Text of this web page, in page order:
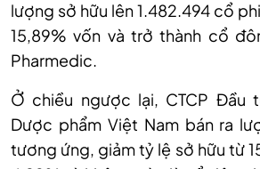
lượng sở hữu lên 1.482.494 cổ
15,89% vốn và trở thành cổ
Pharmedic.
Ở chiều ngược lại, CTCP Đầu
Dược phẩm Việt Nam bán ra
tương ứng, giảm tỷ lệ sở hữu từ